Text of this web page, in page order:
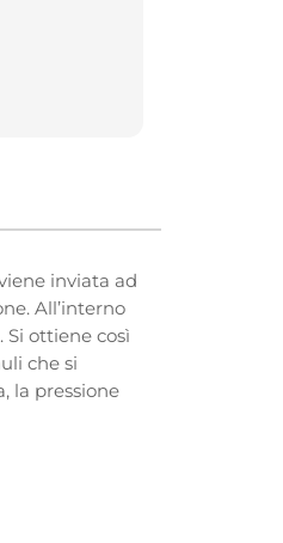
inviata ad
All’interno
ottiene così
che si
la pressione